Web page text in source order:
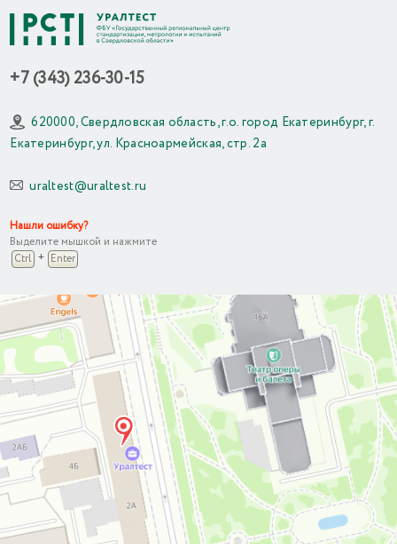
+7 (343) 236-30-15
620000, Свердловская область, г.о. город Екатеринбург, г.
Екатеринбург, ул. Красноармейская, стр. 2а
uraltest@uraltest.ru
Нашли ошибку?
Выделите мышкой и нажмите
Ctrl + Enter